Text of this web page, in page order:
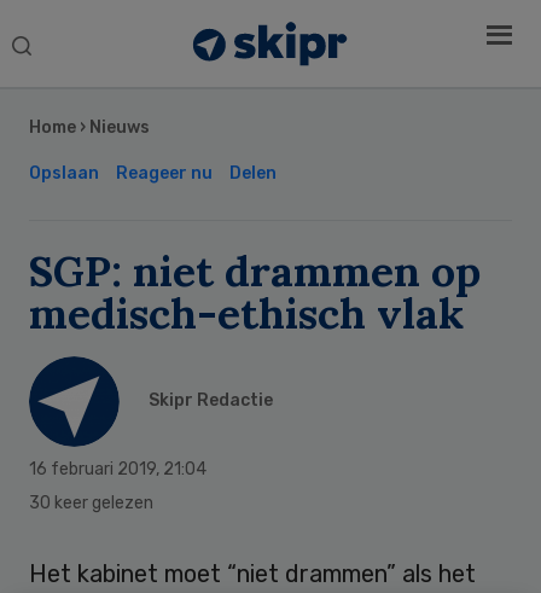
Search
Home › Nieuws
Opslaan Reageer nu Delen
SGP: niet drammen op
medisch-ethisch vlak
Skipr Redactie
16 februari 2019, 21:04
30 keer gelezen
Het kabinet moet “niet drammen” als het
Sidebar